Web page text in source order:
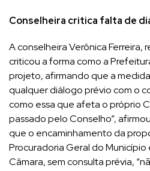
Conselheira critica falta de
A conselheira Verônica Ferreira,
criticou a forma como a
projeto, afirmando que a
qualquer diálogo prévio com o
como essa que afeta o próprio
passado pelo Conselho”,
que o encaminhamento da
Procuradoria Geral do
Câmara, sem consulta prévia,